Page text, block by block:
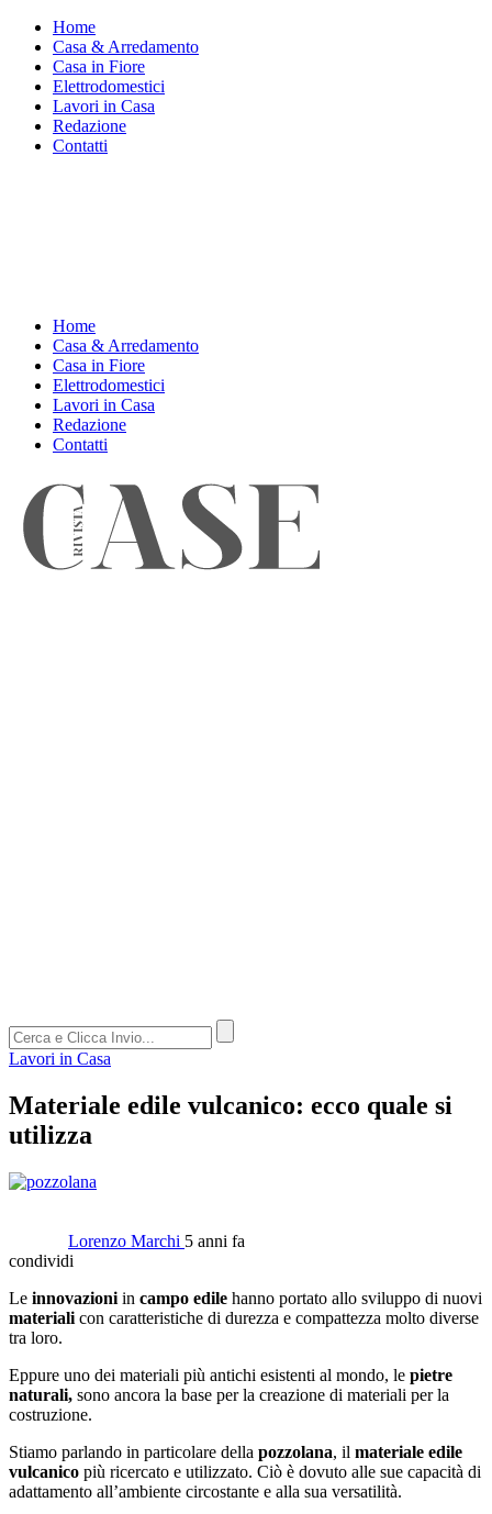
Home
Casa & Arredamento
Casa in Fiore
Elettrodomestici
Lavori in Casa
Redazione
Contatti
Home
Casa & Arredamento
Casa in Fiore
Elettrodomestici
Lavori in Casa
Redazione
Contatti
Lavori in Casa
Materiale edile vulcanico: ecco quale si
utilizza
Lorenzo Marchi 5 anni fa
condividi
Le innovazioni in campo edile hanno portato allo sviluppo di nuovi
materiali con caratteristiche di durezza e compattezza molto diverse
tra loro.
Eppure uno dei materiali più antichi esistenti al mondo, le pietre
naturali, sono ancora la base per la creazione di materiali per la
costruzione.
Stiamo parlando in particolare della pozzolana, il materiale edile
vulcanico più ricercato e utilizzato. Ciò è dovuto alle sue capacità di
adattamento all’ambiente circostante e alla sua versatilità.